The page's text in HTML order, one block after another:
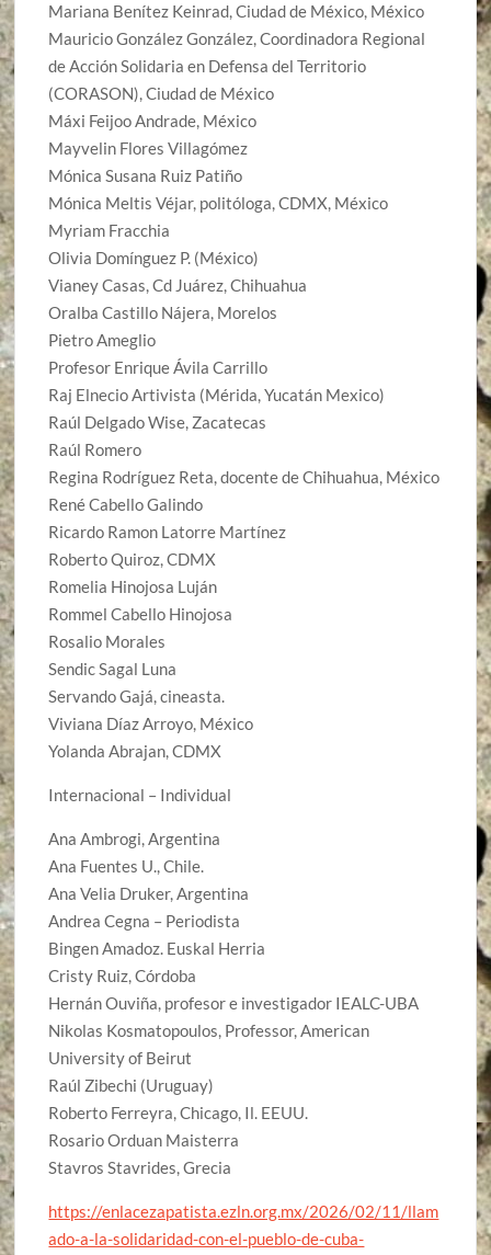
Mariana Benítez Keinrad, Ciudad de México, México
Mauricio González González, Coordinadora Regional
de Acción Solidaria en Defensa del Territorio
(CORASON), Ciudad de México
Máxi Feijoo Andrade, México
Mayvelin Flores Villagómez
Mónica Susana Ruiz Patiño
Mónica Meltis Véjar, politóloga, CDMX, México
Myriam Fracchia
Olivia Domínguez P. (México)
Vianey Casas, Cd Juárez, Chihuahua
Oralba Castillo Nájera, Morelos
Pietro Ameglio
Profesor Enrique Ávila Carrillo
Raj Elnecio Artivista (Mérida, Yucatán Mexico)
Raúl Delgado Wise, Zacatecas
Raúl Romero
Regina Rodríguez Reta, docente de Chihuahua, México
René Cabello Galindo
Ricardo Ramon Latorre Martínez
Roberto Quiroz, CDMX
Romelia Hinojosa Luján
Rommel Cabello Hinojosa
Rosalio Morales
Sendic Sagal Luna
Servando Gajá, cineasta.
Viviana Díaz Arroyo, México
Yolanda Abrajan, CDMX
Internacional – Individual
Ana Ambrogi, Argentina
Ana Fuentes U., Chile.
Ana Velia Druker, Argentina
Andrea Cegna – Periodista
Bingen Amadoz. Euskal Herria
Cristy Ruiz, Córdoba
Hernán Ouviña, profesor e investigador IEALC-UBA
Nikolas Kosmatopoulos, Professor, American
University of Beirut
Raúl Zibechi (Uruguay)
Roberto Ferreyra, Chicago, Il. EEUU.
Rosario Orduan Maisterra
Stavros Stavrides, Grecia
https://enlacezapatista.ezln.org.mx/2026/02/11/llam
ado-a-la-solidaridad-con-el-pueblo-de-cuba-